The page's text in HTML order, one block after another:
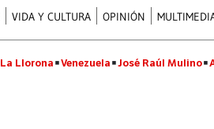
VIDA Y CULTURA OPINIÓN
La Llorona Venezuela José Raúl Mulino